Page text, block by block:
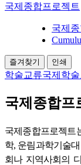
국제종합프로젝트
국제
즐겨찾기 인쇄
학술교류국제학
국제종합프
국제종합프로젝트
학, 운림과학기술
회나 지역사회의